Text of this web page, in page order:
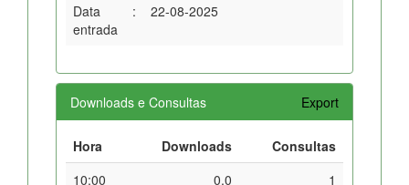
Data
entrada
: 22-08-2025
Downloads e Consultas Export
Hora Downloads
Consultas
10:00
0,0
1